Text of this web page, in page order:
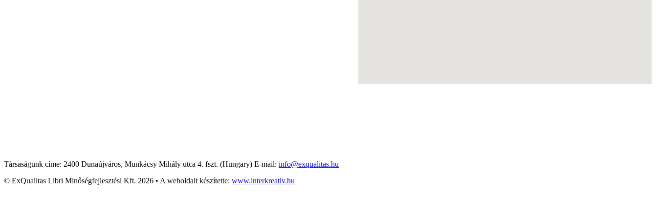
Társaságunk címe: 2400 Dunaújváros, Munkácsy Mihály utca 4. fszt. (Hungary) E-mail: info@exqualitas.hu
© ExQualitas Libri Minőségfejlesztési Kft. 2026 • A weboldalt készítette: www.interkreativ.hu